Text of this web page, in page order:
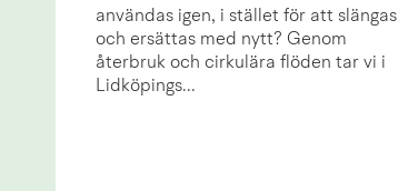
användas igen, i stället för att slängas
och ersättas med nytt? Genom
återbruk och cirkulära flöden tar vi i
Lidköpings...